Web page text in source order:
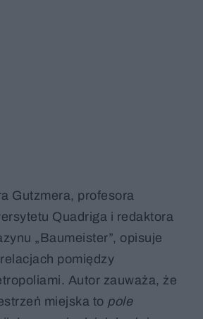
Gutzmera, profesora
Quadriga i redaktora
„Baumeister”, opisuje
pomiędzy
Autor zauważa, że
miejska to pole